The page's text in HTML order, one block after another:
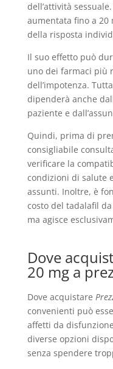
dell’attività
aumentata fino a 20
della risposta
Il suo effetto può
uno dei farmaci più
dell’impotenza.
dipenderà anche
paziente e
Quindi, prima di
consigliabile
verificare la
condizioni di salute
assunti. Inoltre, è
costo del tadalafil
ma agisce
Dove
20 mg a
Dove acquistare
convenienti può
affetti da
diverse opzioni
senza spendere